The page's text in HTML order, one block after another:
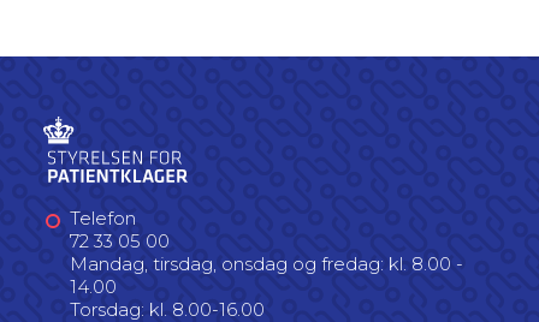
Telefon
72 33 05 00
Mandag, tirsdag, onsdag og fredag: kl. 8.00 -
14.00
Torsdag: kl. 8.00-16.00